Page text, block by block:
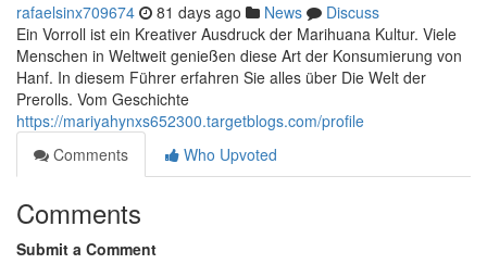
rafaelsinx709674 81 days ago News
Discuss
Ein Vorroll ist ein Kreativer Ausdruck der Marihuana Kultur. Viele
Menschen in Weltweit genießen diese Art der Konsumierung von
Hanf. In diesem Führer erfahren Sie alles über Die Welt der
Prerolls. Vom Geschichte
https://mariyahynxs652300.targetblogs.com/profile
Comments
Who Upvoted
Comments
Submit a Comment